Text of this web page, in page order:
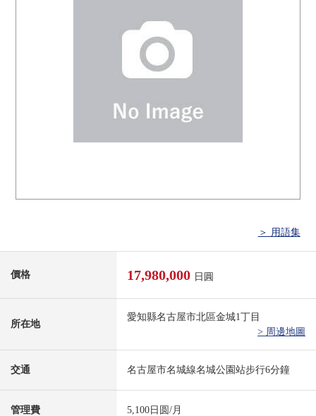
＞ 用語集
價格 17,980,000 日圓
所在地
愛知縣名古屋市北區金城1丁目
> 周邊地圖
交通 名古屋市名城線名城公園站步行6分鐘
管理費 5,100日圆/月